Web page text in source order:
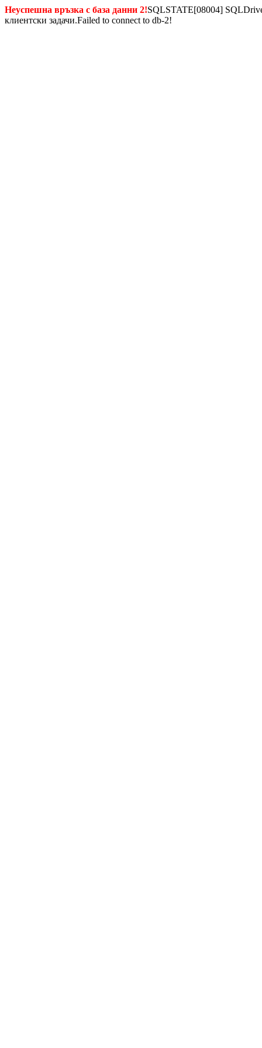
Неуспешна връзка с база данни 2!SQLSTATE[08004]
клиентски задачи.Failed to connect to db-2!